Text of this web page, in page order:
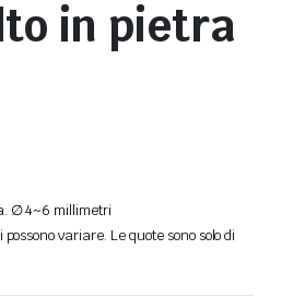
in pietra
∅ 4~6 millimetri
variare. Le quote sono solo di